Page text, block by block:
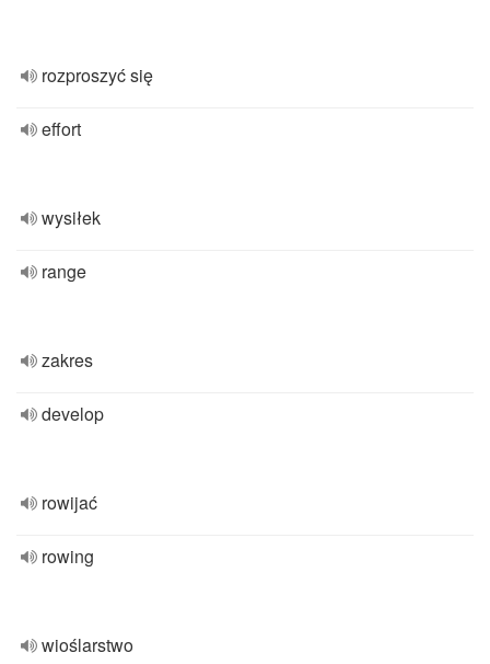
rozproszyć się
effort
wysiłek
range
zakres
develop
rowijać
rowing
wioślarstwo